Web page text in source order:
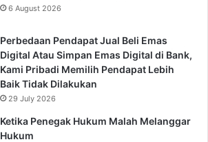
6 August 2026
Perbedaan Pendapat Jual Beli Emas
Digital Atau Simpan Emas Digital di Bank,
Kami Pribadi Memilih Pendapat Lebih
Baik Tidak Dilakukan
29 July 2026
Ketika Penegak Hukum Malah Melanggar
Hukum